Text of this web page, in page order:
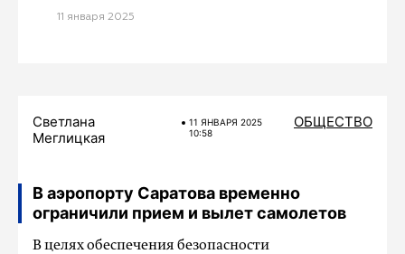
11 января 2025
Светлана
Меглицкая
11 ЯНВАРЯ 2025
10:58
ОБЩЕСТВО
В аэропорту Саратова временно
ограничили прием и вылет самолетов
В целях обеспечения безопасности